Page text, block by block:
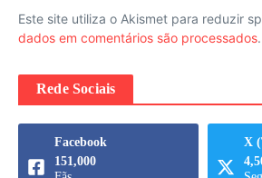
Este site utiliza o Akismet para reduzir
dados em comentários são processados.
Rede Sociais
Facebook
151,000
X